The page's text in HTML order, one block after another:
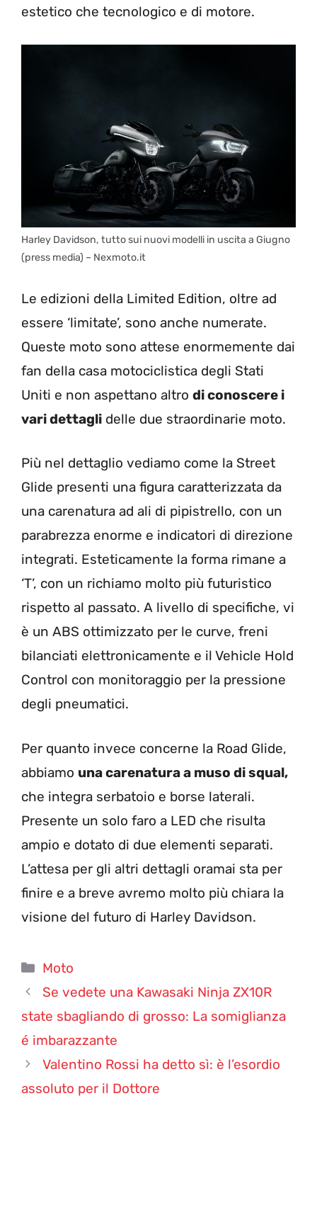
estetico che tecnologico e di motore.
Harley Davidson, tutto sui nuovi modelli in uscita a Giugno
(press media) – Nexmoto.it
Le edizioni della Limited Edition, oltre ad
essere ‘limitate’, sono anche numerate.
Queste moto sono attese enormemente dai
fan della casa motociclistica degli Stati
Uniti e non aspettano altro di conoscere i
vari dettagli delle due straordinarie moto.
Più nel dettaglio vediamo come la Street
Glide presenti una figura caratterizzata da
una carenatura ad ali di pipistrello, con un
parabrezza enorme e indicatori di direzione
integrati. Esteticamente la forma rimane a
‘T’, con un richiamo molto più futuristico
rispetto al passato. A livello di specifiche, vi
è un ABS ottimizzato per le curve, freni
bilanciati elettronicamente e il Vehicle Hold
Control con monitoraggio per la pressione
degli pneumatici.
Per quanto invece concerne la Road Glide,
abbiamo una carenatura a muso di squal,
che integra serbatoio e borse laterali.
Presente un solo faro a LED che risulta
ampio e dotato di due elementi separati.
L’attesa per gli altri dettagli oramai sta per
finire e a breve avremo molto più chiara la
visione del futuro di Harley Davidson.
Categorie
Moto
Se vedete una Kawasaki Ninja ZX10R
state sbagliando di grosso: La somiglianza
é imbarazzante
Valentino Rossi ha detto sì: è l’esordio
assoluto per il Dottore